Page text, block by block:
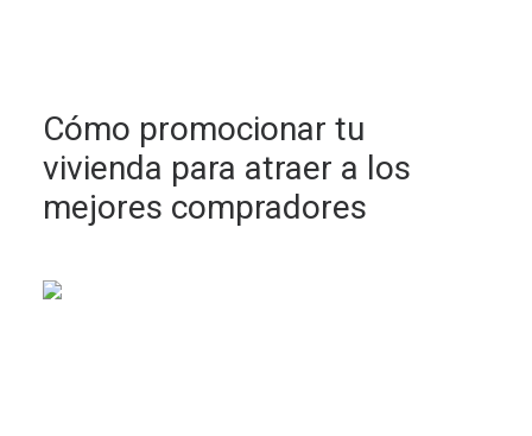
Cómo promocionar tu
vivienda para atraer a los
mejores compradores